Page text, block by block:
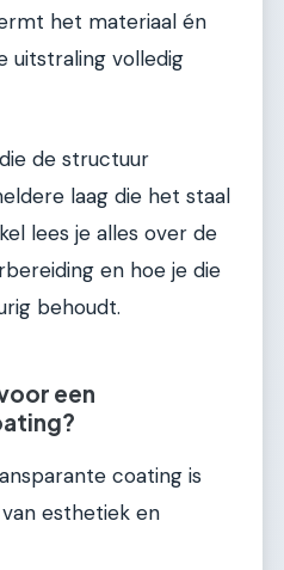
het materiaal én
uitstraling volledig
de structuur
laag die het staal
lees je alles over de
en hoe je die
behoudt.
een
coating is
esthetiek en